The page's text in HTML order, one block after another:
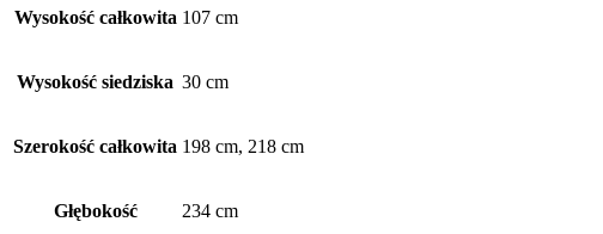
Wysokość całkowita 107 cm
Wysokość siedziska 30 cm
Szerokość całkowita 198 cm, 218 cm
Głębokość 234 cm